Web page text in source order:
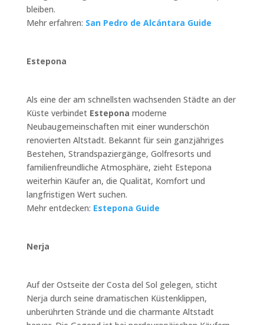
bleiben.
Mehr erfahren: San Pedro de Alcántara Guide
Estepona
Als eine der am schnellsten wachsenden Städte an der
Küste verbindet Estepona moderne
Neubaugemeinschaften mit einer wunderschön
renovierten Altstadt. Bekannt für sein ganzjähriges
Bestehen, Strandspaziergänge, Golfresorts und
familienfreundliche Atmosphäre, zieht Estepona
weiterhin Käufer an, die Qualität, Komfort und
langfristigen Wert suchen.
Mehr entdecken: Estepona Guide
Nerja
Auf der Ostseite der Costa del Sol gelegen, sticht
Nerja durch seine dramatischen Küstenklippen,
unberührten Strände und die charmante Altstadt